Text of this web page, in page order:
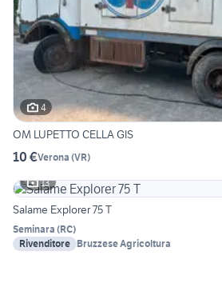
4
OM LUPETTO CELLA GIS
10 €Verona (VR)
13
Salame Explorer 75 T
Seminara (RC)
Rivenditore Bruzzese Agricoltura